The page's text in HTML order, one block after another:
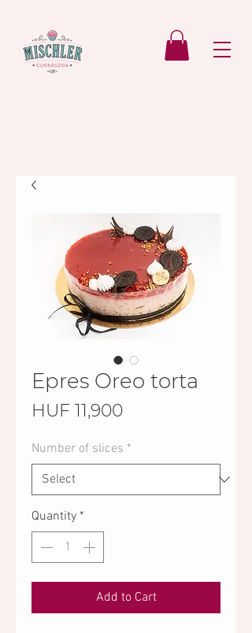
Epres Oreo torta
HUF 11,900Price
Number of slices *
Quantity *
Add to Cart